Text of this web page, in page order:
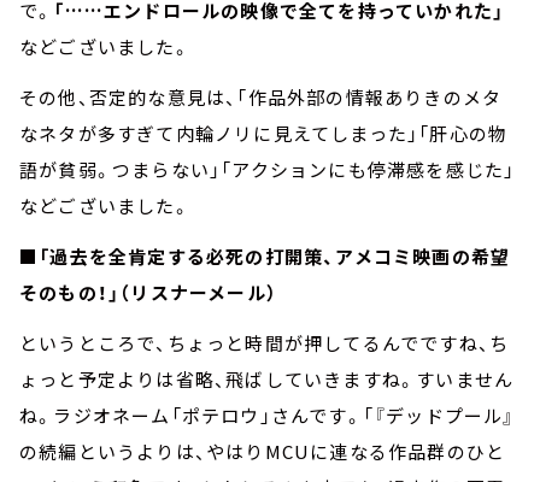
で。 「……エンドロールの映像で全てを持っていかれた」
などございました。
その他、否定的な意見は、「作品外部の情報ありきのメタ
なネタが多すぎて内輪ノリに見えてしまった」「肝心の物
語が貧弱。つまらない」「アクションにも停滞感を感じた」
などございました。
■「過去を全肯定する必死の打開策、アメコミ映画の希望
そのもの！」（リスナーメール）
というところで、ちょっと時間が押してるんでですね、ち
ょっと予定よりは省略、飛ばしていきますね。すいません
ね。ラジオネーム「ポテロウ」さんです。「『デッドプール』
の続編というよりは、やはりMCUに連なる作品群のひと